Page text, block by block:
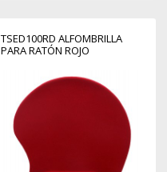
TSED100RD ALFOMBRILLA
PARA RATÓN ROJO